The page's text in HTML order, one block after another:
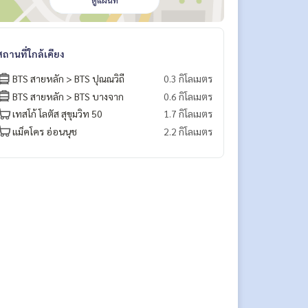
ถานที่ใกล้เคียง
BTS สายหลัก > BTS ปุณณวิถี
0.3 กิโลเมตร
BTS สายหลัก > BTS บางจาก
0.6 กิโลเมตร
เทสโก้ โลตัส สุขุมวิท 50
1.7 กิโลเมตร
แม็คโคร อ่อนนุช
2.2 กิโลเมตร